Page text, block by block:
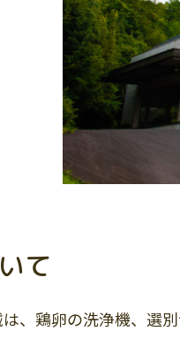
て
、鶏卵の洗浄機、選